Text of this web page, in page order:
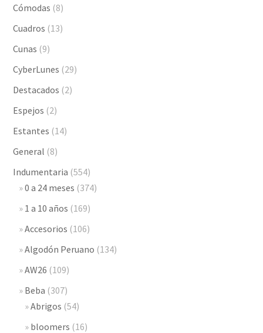
Cómodas (8)
Cuadros (13)
Cunas (9)
CyberLunes (29)
Destacados (2)
Espejos (2)
Estantes (14)
General (8)
Indumentaria (554)
0 a 24 meses (374)
1 a 10 años (169)
Accesorios (106)
Algodón Peruano (134)
AW26 (109)
Beba (307)
Abrigos (54)
bloomers (16)